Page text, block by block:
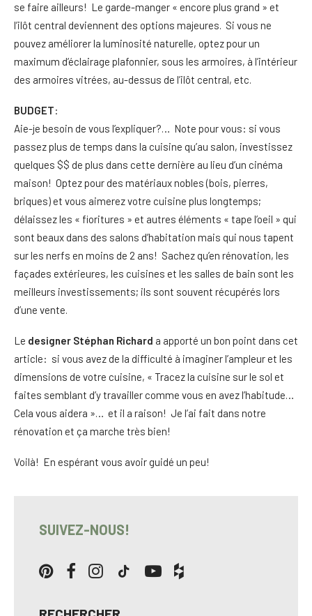
se faire ailleurs! Le garde-manger « encore plus grand » et
l’ilôt central deviennent des options majeures. Si vous ne
pouvez améliorer la luminosité naturelle, optez pour un
maximum d’éclairage plafonnier, sous les armoires, à l’intérieur
des armoires vitrées, au-dessus de l’ilôt central, etc.
BUDGET:
Aie-je besoin de vous l’expliquer?… Note pour vous: si vous
passez plus de temps dans la cuisine qu’au salon, investissez
quelques $$ de plus dans cette dernière au lieu d’un cinéma
maison! Optez pour des matériaux nobles (bois, pierres,
briques) et vous aimerez votre cuisine plus longtemps;
délaissez les « fioritures » et autres éléments « tape l’oeil » qui
sont beaux dans des salons d’habitation mais qui nous tapent
sur les nerfs en moins de 2 ans! Sachez qu’en rénovation, les
façades extérieures, les cuisines et les salles de bain sont les
meilleurs investissements; ils sont souvent récupérés lors
d’une vente.
Le designer Stéphan Richard a apporté un bon point dans cet
article: si vous avez de la difficulté à imaginer l’ampleur et les
dimensions de votre cuisine, « Tracez la cuisine sur le sol et
faites semblant d’y travailler comme vous en avez l’habitude…
Cela vous aidera »… et il a raison! Je l’ai fait dans notre
rénovation et ça marche très bien!
Voilà! En espérant vous avoir guidé un peu!
SUIVEZ-NOUS!